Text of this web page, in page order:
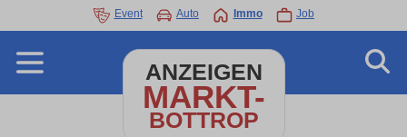
Event Auto Immo Job
ANZEIGEN
MARKT-
BOTTROP